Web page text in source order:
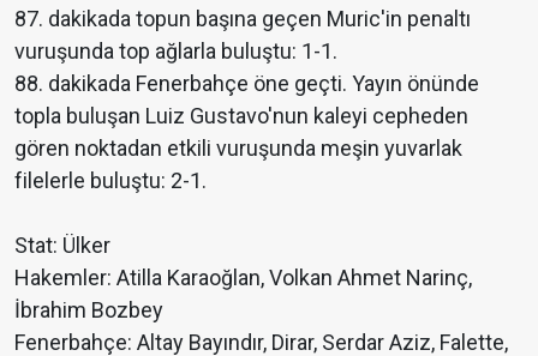
87. dakikada topun başına geçen Muric'in penaltı
vuruşunda top ağlarla buluştu: 1-1.
88. dakikada Fenerbahçe öne geçti. Yayın önünde
topla buluşan Luiz Gustavo'nun kaleyi cepheden
gören noktadan etkili vuruşunda meşin yuvarlak
filelerle buluştu: 2-1.
Stat: Ülker
Hakemler: Atilla Karaoğlan, Volkan Ahmet Narinç,
İbrahim Bozbey
Fenerbahçe: Altay Bayındır, Dirar, Serdar Aziz, Falette,